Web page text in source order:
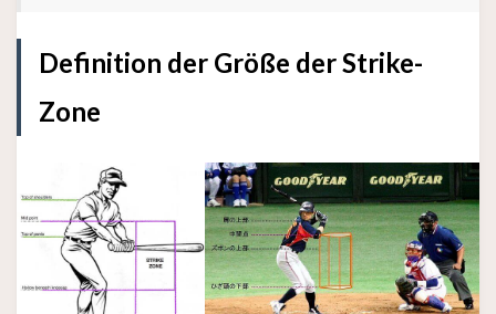
Definition der Größe der Strike-
Zone